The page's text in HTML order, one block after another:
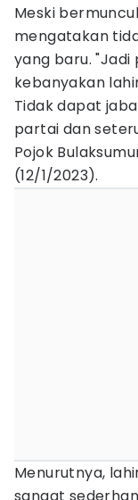
Meski
mengatakan
yang baru. "Jadi
kebanyakan
Tidak dapat
partai dan
Pojok
(12/1/2023).
Menurutnya,